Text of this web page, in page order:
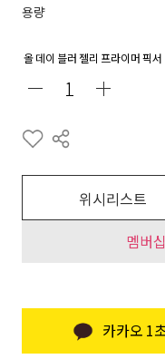
용량
올 데이 블러 젤리 프라이머 픽서
위시리스트
멤버
카카오 1